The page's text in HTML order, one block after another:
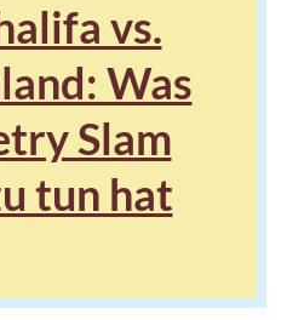
vs.
Was
Slam
tun hat